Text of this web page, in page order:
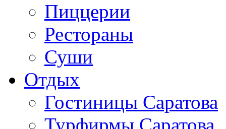
Пиццерии
Рестораны
Суши
Отдых
Гостиницы Саратова